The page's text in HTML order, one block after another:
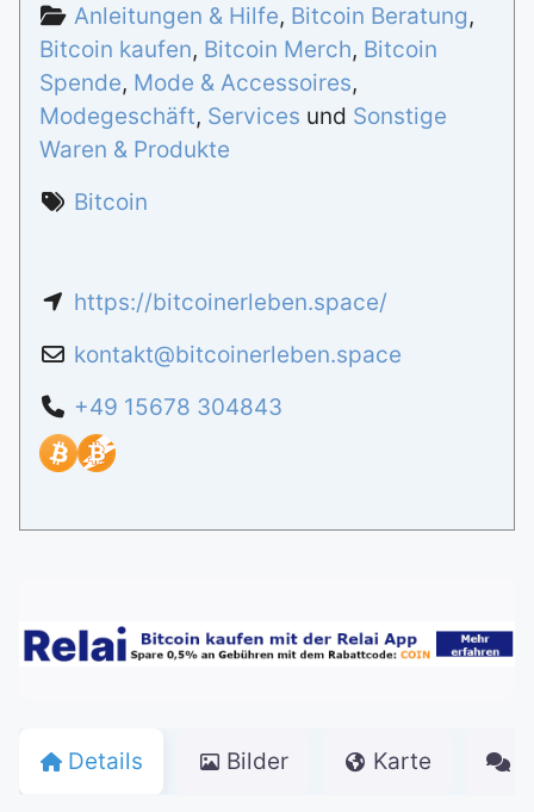
Anleitungen & Hilfe, Bitcoin Beratung,
Bitcoin kaufen, Bitcoin Merch, Bitcoin
Spende, Mode & Accessoires,
Modegeschäft, Services und Sonstige
Waren & Produkte
Bitcoin
https://bitcoinerleben.space/
kontakt@bitcoinerleben.space
+49 15678 304843
Details Bilder Karte